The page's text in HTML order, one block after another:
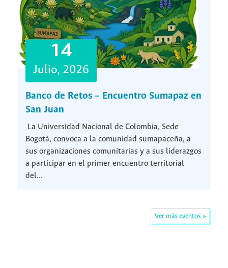
14
Julio, 2026
Banco de Retos – Encuentro Sumapaz en
San Juan
La Universidad Nacional de Colombia, Sede
Bogotá, convoca a la comunidad sumapaceña, a
sus organizaciones comunitarias y a sus liderazgos
a participar en el primer encuentro territorial
del...
Ver más eventos »